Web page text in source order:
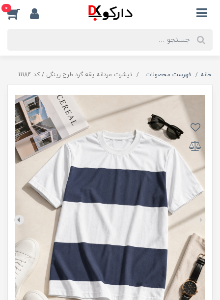
0
خانه فهرست محصولات تیشرت مردانه یقه گرد طرح رینگی / کد 11184